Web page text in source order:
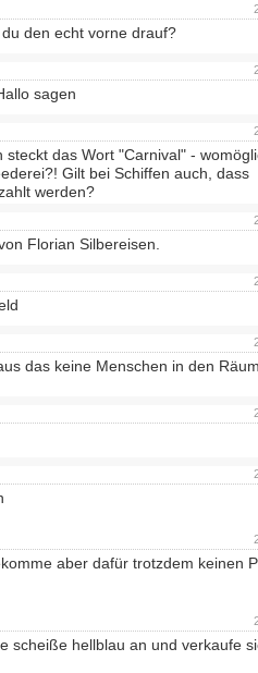
den echt vorne drauf?
sagen
steckt das Wort "Carnival" -
Gilt bei Schiffen auch, dass
werden?
Florian Silbereisen.
das keine Menschen in den
aber dafür trotzdem keinen
scheiße hellblau an und verkaufe